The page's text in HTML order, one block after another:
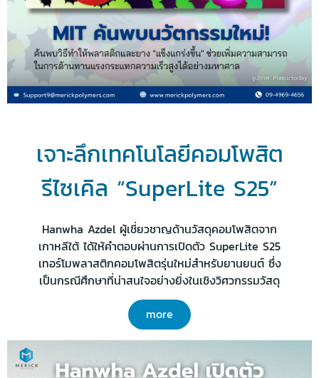
เจาะลึกเทคโนโลยีคอมโพสิต
รีไซเคิล “SuperLite S25”
Hanwha Azdel ผู้เชี่ยวชาญด้านวัสดุคอมโพสิตจาก
เกาหลีใต้ ได้ให้คำตอบผ่านการเปิดตัว SuperLite S25
เทอร์โมพลาสติกคอมโพสิตรุ่นใหม่สำหรับยานยนต์ ซึ่ง
เป็นกรณีศึกษาที่น่าสนใจอย่างยิ่งในเชิงวิศวกรรมวัสดุ
more